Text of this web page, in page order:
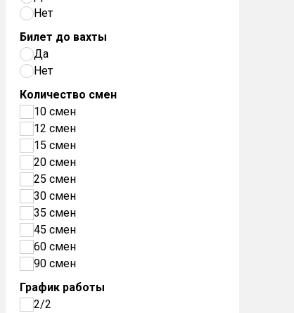
Нет
Билет до вахты
Да
Нет
Количество смен
10 смен
12 смен
15 смен
20 смен
25 смен
30 смен
35 смен
45 смен
60 смен
90 смен
График работы
2/2